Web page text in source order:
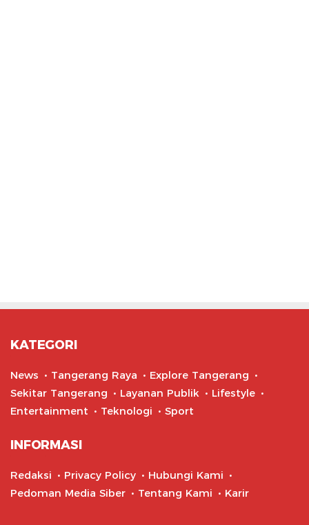
KATEGORI
News Tangerang Raya
Explore Tangerang
Sekitar Tangerang
Layanan Publik
Lifestyle
Entertainment
Teknologi Sport
INFORMASI
Redaksi Privacy Policy
Hubungi Kami
Pedoman Media Siber
Tentang Kami Karir